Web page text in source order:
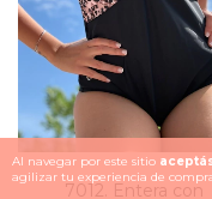
Al navegar por este sitio
agilizar tu experiencia de
7012. Entera con